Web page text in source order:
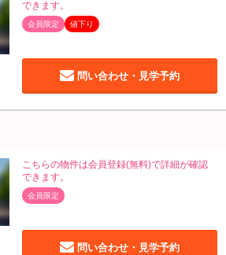
会員限定 値下り
できます。
問い合わせ・見学予約
会員限定
こちらの物件は会員登録(無料)で詳細が確認
できます。
問い合わせ・見学予約